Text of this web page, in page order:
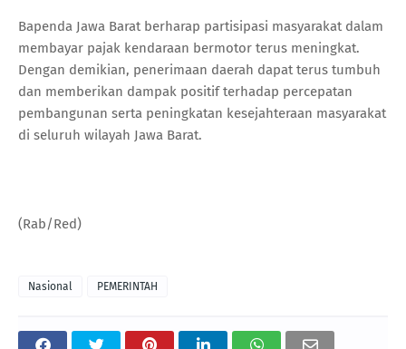
Bapenda Jawa Barat berharap partisipasi masyarakat dalam
membayar pajak kendaraan bermotor terus meningkat.
Dengan demikian, penerimaan daerah dapat terus tumbuh
dan memberikan dampak positif terhadap percepatan
pembangunan serta peningkatan kesejahteraan masyarakat
di seluruh wilayah Jawa Barat.
(Rab/Red)
Nasional PEMERINTAH